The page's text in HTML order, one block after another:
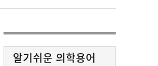
알기쉬운 의학용어